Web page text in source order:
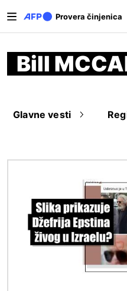
Provera činjenica
Bill
Glavne vesti